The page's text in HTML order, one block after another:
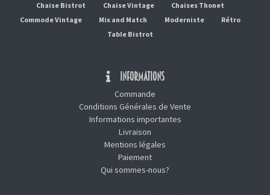
Chaise Bistrot
Chaise Vintage
Chaises Thonet
Commode Vintage
Mix and Match Moderniste
Rétro
Table Bistrot
INFORMATIONS
Commande
Conditions Générales de Vente
Informations importantes
Livraison
Mentions légales
Paiement
Qui sommes-nous?